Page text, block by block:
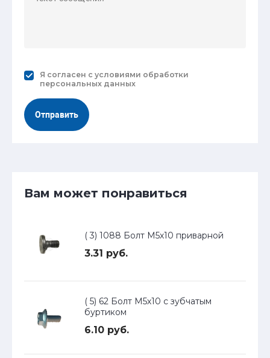
Я согласен с условиями обработки
персональных данных
Отправить
Вам может понравиться
( 3) 1088 Болт М5х10 приварной
3.31 руб.
( 5) 62 Болт М5х10 с зубчатым
буртиком
6.10 руб.